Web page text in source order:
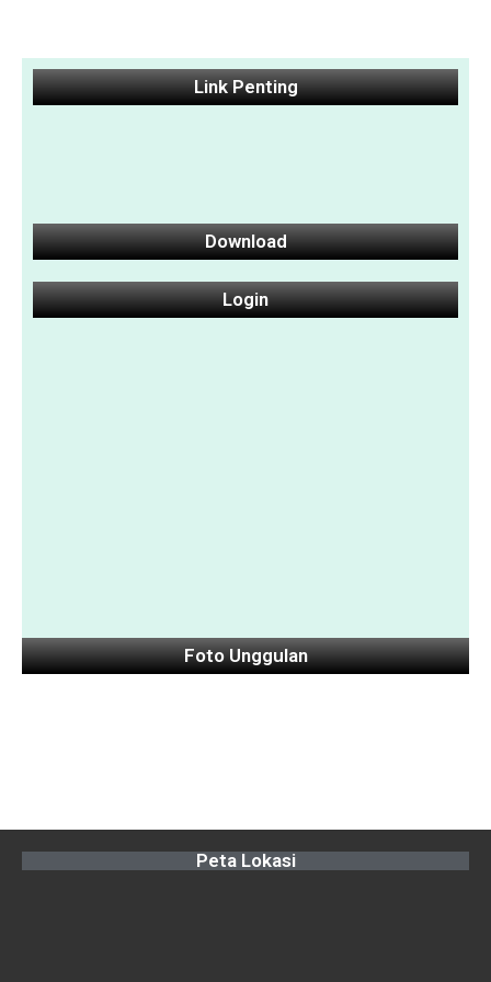
Link Penting
Download
Login
Foto Unggulan
Peta Lokasi